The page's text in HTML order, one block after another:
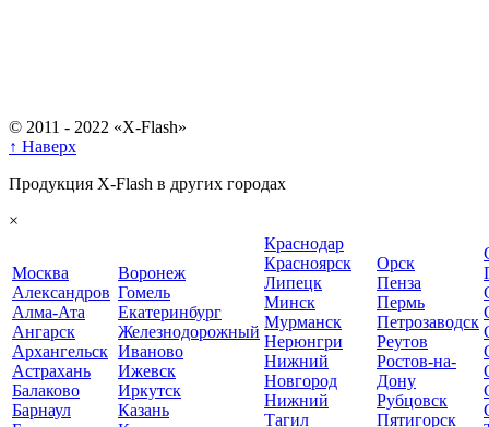
© 2011 - 2022 «X-Flash»
↑ Наверх
Продукция X-Flash в других городах
×
Москва
Александров
Алма-Ата
Ангарск
Архангельск
Астрахань
Балаково
Барнаул
Воронеж
Гомель
Екатеринбург
Железнодорожный
Иваново
Ижевск
Иркутск
Казань
Краснодар
Красноярск
Липецк
Минск
Мурманск
Нерюнгри
Нижний
Новгород
Нижний
Тагил
Орск
Пенза
Пермь
Петрозаводск
Реутов
Ростов-на-
Дону
Рубцовск
Пятигорск